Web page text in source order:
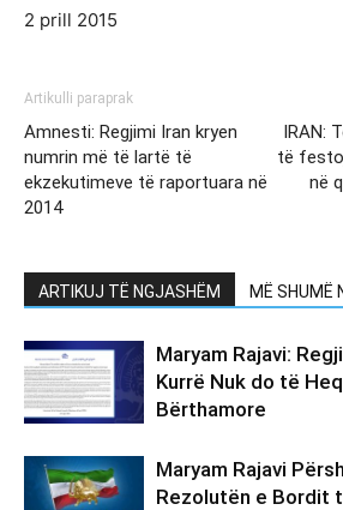
2 prill 2015
Artikulli paraprak
Amnesti: Regjimi Iran kryen
numrin më të lartë të
ekzekutimeve të raportuara në
2014
IRAN:
të
në
ARTIKUJ TË NGJASHËM MË SHUMË
Maryam Rajavi:
Kurrë Nuk do të
Bërthamore
Maryam Rajavi
Rezolutën e Bordit